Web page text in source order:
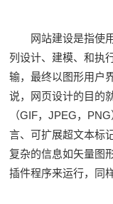
网站建设是指使用
列设计、建模、和执
输，最终以图形用户
说，网页设计的目的
（GIF，JPEG，
言、可扩展超文本标
复杂的信息如矢量图
插件程序来运行，同